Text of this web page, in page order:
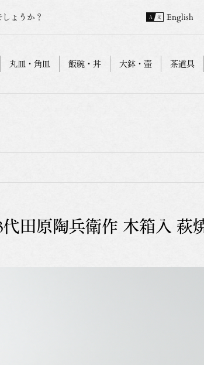
ょうか？ English
丸皿・角皿 飯碗・丼 大鉢・壷 茶道具
田原陶兵衛作 木箱入 萩